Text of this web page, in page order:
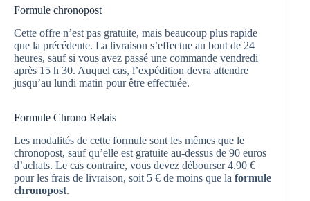
Formule chronopost
Cette offre n’est pas gratuite, mais beaucoup plus rapide
que la précédente. La livraison s’effectue au bout de 24
heures, sauf si vous avez passé une commande vendredi
après 15 h 30. Auquel cas, l’expédition devra attendre
jusqu’au lundi matin pour être effectuée.
Formule Chrono Relais
Les modalités de cette formule sont les mêmes que le
chronopost, sauf qu’elle est gratuite au-dessus de 90 euros
d’achats. Le cas contraire, vous devez débourser 4.90 €
pour les frais de livraison, soit 5 € de moins que la formule
chronopost.